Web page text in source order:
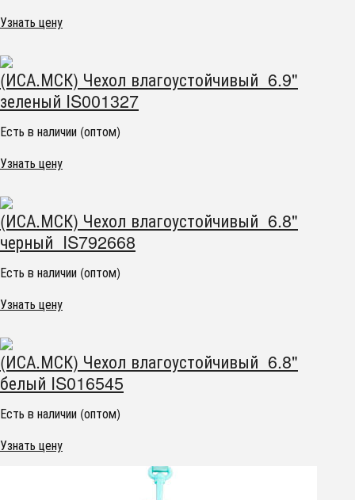
Узнать цену
(ИСА.МСК) Чехол влагоустойчивый 6.9"
зеленый IS001327
Есть в наличии (оптом)
Узнать цену
(ИСА.МСК) Чехол влагоустойчивый 6.8"
черный IS792668
Есть в наличии (оптом)
Узнать цену
(ИСА.МСК) Чехол влагоустойчивый 6.8"
белый IS016545
Есть в наличии (оптом)
Узнать цену